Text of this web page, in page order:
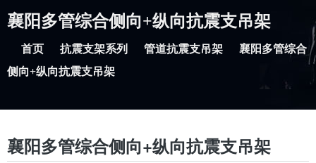
襄阳多管综合侧向+纵向抗震支吊架
首页 抗震支架系列 管道抗震支吊架
襄阳多管综合
侧向+纵向抗震支吊架
襄阳多管综合侧向+纵向抗震支吊架